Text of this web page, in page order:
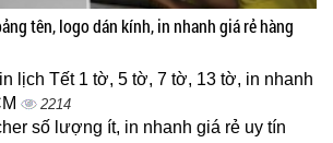
tên, logo dán kính, in nhanh giá rẻ hàng
lịch Tết 1 tờ, 5 tờ, 7 tờ, 13 tờ, in nhanh
2214
số lượng ít, in nhanh giá rẻ uy tín